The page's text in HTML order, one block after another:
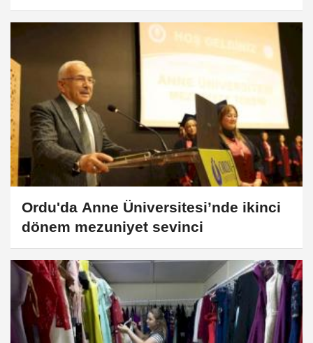
Ordu'da Anne Üniversitesi’nde ikinci
dönem mezuniyet sevinci